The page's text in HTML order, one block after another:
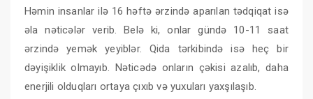
Həmin insanlar ilə 16 həftə ərzində aparılan tədqiqat isə
əla nəticələr verib. Belə ki, onlar gündə 10-11 saat
ərzində yemək yeyiblər. Qida tərkibində isə heç bir
dəyişiklik olmayıb. Nəticədə onların çəkisi azalıb, daha
enerjili olduqları ortaya çıxıb və yuxuları yaxşılaşıb.